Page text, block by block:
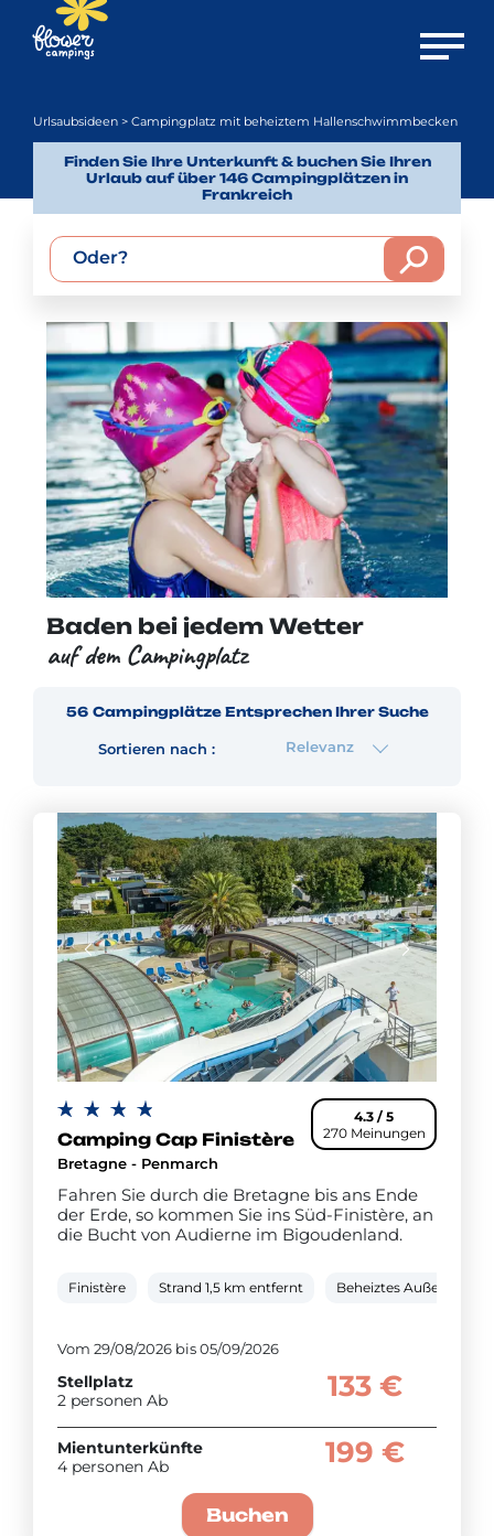
Menü
Urlsaubsideen > Campingplatz mit beheiztem Hallenschwimmbecken
Finden Sie Ihre Unterkunft & buchen Sie Ihren
Urlaub auf über 146 Campingplätzen in
Frankreich
Oder?
Baden bei jedem Wetter
auf dem Campingplatz
56 Campingplätze Entsprechen Ihrer Suche
Sortieren nach : Relevanz
4.3 / 5
270 Meinungen
Camping Cap Finistère
Bretagne - Penmarch
Fahren Sie durch die Bretagne bis ans Ende
der Erde, so kommen Sie ins Süd-Finistère, an
die Bucht von Audierne im Bigoudenland.
Finistère Strand 1,5 km entfernt Beheiztes
Vom 29/08/2026 bis 05/09/2026
Stellplatz
2 personen Ab
133 €
Mientunterkünfte
4 personen Ab
199 €
Buchen